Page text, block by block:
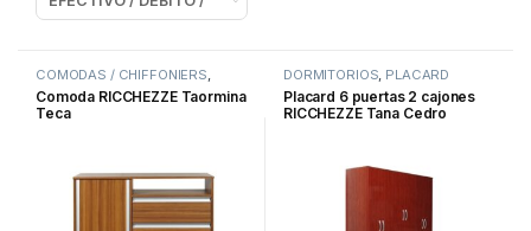
COMODAS / CHIFFONIERS,
DORMITORIOS
Comoda RICCHEZZE Taormina
Teca
DORMITORIOS, PLACARD
BATIENTES
Placard 6 puertas 2 cajones
RICCHEZZE Tana Cedro